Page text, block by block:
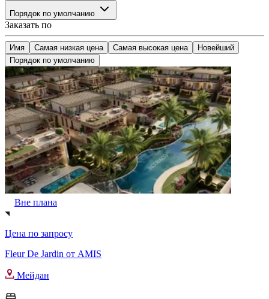
Порядок по умолчанию
Заказать по
Имя Самая низкая цена Самая высокая цена
Новейший
Порядок по умолчанию
Вне плана
Цена по запросу
Fleur De Jardin от AMIS
Мейдан